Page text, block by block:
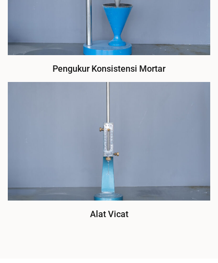
Pengukur Konsistensi Mortar
Alat Vicat